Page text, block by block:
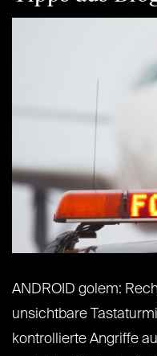
ANDROID golem:
unsichtbare
kontrollierte Angriffe